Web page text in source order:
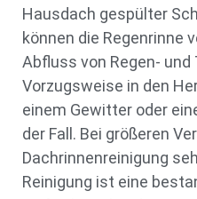
Hausdach gespülter
können die Regenrinne
Abfluss von Regen-
Vorzugsweise in den
einem Gewitter oder
der Fall. Bei größeren
Dachrinnenreinigung
Reinigung ist eine